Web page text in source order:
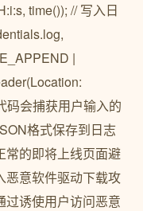
time()); // 写入日
|
码会捕获用户输入的
格式保存到日志
常的即将上线页面避
恶意软件驱动下载攻
过诱使用户访问恶意